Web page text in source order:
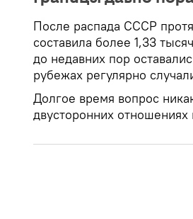
После распада СССР
составила более 1,33
до недавних пор
рубежах регулярно
Долгое время вопрос
двусторонних